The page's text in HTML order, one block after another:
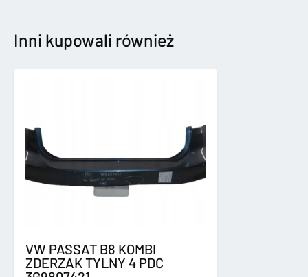
STEROWNIK
GATEWAY
Inni kupowali również
VW PASSAT B8 KOMBI
ZDERZAK TYLNY 4 PDC